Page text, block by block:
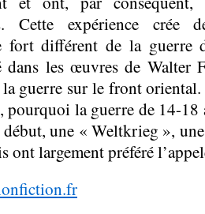
Cette expérience crée
fort différent de la
dans les œuvres de Walter
guerre sur le front
pourquoi la guerre de 14-
début, une « Weltkrieg »,
ont largement préféré